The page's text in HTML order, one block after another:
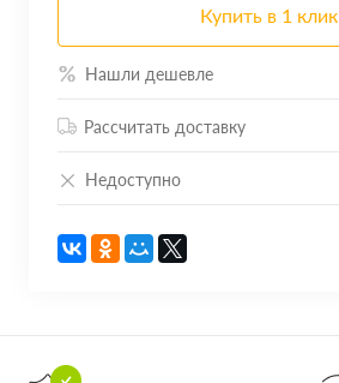
Купить в 1 клик
Нашли дешевле
Рассчитать доставку
Недоступно